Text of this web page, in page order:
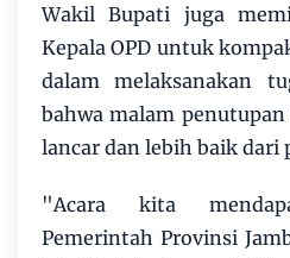
Wakil Bupati juga
Kepala OPD untuk
dalam melaksanakan
bahwa malam
lancar dan lebih baik dari
"Acara kita
Pemerintah Provinsi